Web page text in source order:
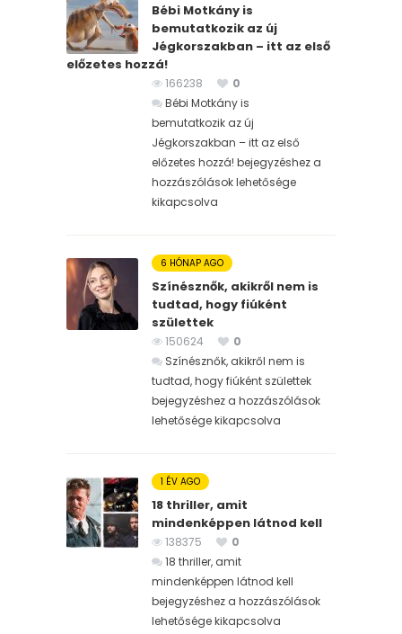
Bébi Motkány is
bemutatkozik az új
Jégkorszakban – itt az első
előzetes hozzá!
166238
0
Bébi Motkány is
bemutatkozik az új
Jégkorszakban – itt az első
előzetes hozzá! bejegyzéshez a
hozzászólások lehetősége
kikapcsolva
6 HÓNAP AGO
Színésznők, akikről nem is
tudtad, hogy fiúként
születtek
150624
0
Színésznők, akikről nem is
tudtad, hogy fiúként születtek
bejegyzéshez a hozzászólások
lehetősége kikapcsolva
1 ÉV AGO
18 thriller, amit
mindenképpen látnod kell
138375
0
18 thriller, amit
mindenképpen látnod kell
bejegyzéshez a hozzászólások
lehetősége kikapcsolva